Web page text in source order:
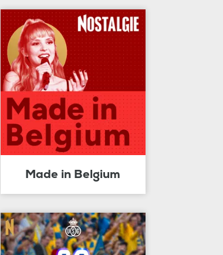
Made in Belgium